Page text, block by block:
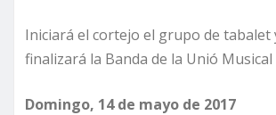
Iniciará el cortejo el grupo de tabalet
finalizará la Banda de la Unió
Domingo, 14 de mayo de 2017